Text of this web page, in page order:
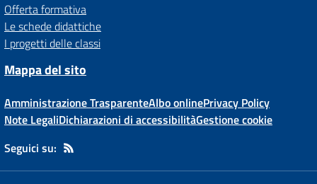
Offerta formativa
Le schede didattiche
I progetti delle classi
Mappa del sito
Amministrazione TrasparenteAlbo onlinePrivacy Policy
Note LegaliDichiarazioni di accessibilitàGestione cookie
Seguici su: